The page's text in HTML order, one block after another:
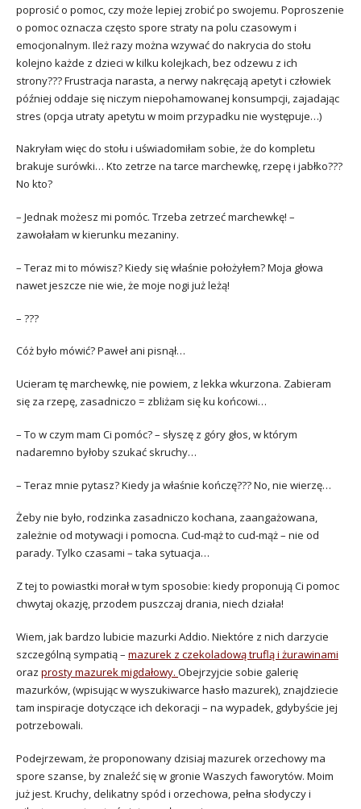
poprosić o pomoc, czy może lepiej zrobić po swojemu. Poproszenie
o pomoc oznacza często spore straty na polu czasowym i
emocjonalnym. Ileż razy można wzywać do nakrycia do stołu
kolejno każde z dzieci w kilku kolejkach, bez odzewu z ich
strony??? Frustracja narasta, a nerwy nakręcają apetyt i człowiek
później oddaje się niczym niepohamowanej konsumpcji, zajadając
stres (opcja utraty apetytu w moim przypadku nie występuje…)
Nakryłam więc do stołu i uświadomiłam sobie, że do kompletu
brakuje surówki… Kto zetrze na tarce marchewkę, rzepę i jabłko???
No kto?
– Jednak możesz mi pomóc. Trzeba zetrzeć marchewkę! –
zawołałam w kierunku mezaniny.
– Teraz mi to mówisz? Kiedy się właśnie położyłem? Moja głowa
nawet jeszcze nie wie, że moje nogi już leżą!
– ???
Cóż było mówić? Paweł ani pisnął…
Ucieram tę marchewkę, nie powiem, z lekka wkurzona. Zabieram
się za rzepę, zasadniczo = zbliżam się ku końcowi…
– To w czym mam Ci pomóc? – słyszę z góry głos, w którym
nadaremno byłoby szukać skruchy…
– Teraz mnie pytasz? Kiedy ja właśnie kończę??? No, nie wierzę…
Żeby nie było, rodzinka zasadniczo kochana, zaangażowana,
zależnie od motywacji i pomocna. Cud-mąż to cud-mąż – nie od
parady. Tylko czasami – taka sytuacja…
Z tej to powiastki morał w tym sposobie: kiedy proponują Ci pomoc
chwytaj okazję, przodem puszczaj drania, niech działa!
Wiem, jak bardzo lubicie mazurki Addio. Niektóre z nich darzycie
szczególną sympatią – mazurek z czekoladową truflą i żurawinami
oraz prosty mazurek migdałowy. Obejrzyjcie sobie galerię
mazurków, (wpisując w wyszukiwarce hasło mazurek), znajdziecie
tam inspiracje dotyczące ich dekoracji – na wypadek, gdybyście jej
potrzebowali.
Podejrzewam, że proponowany dzisiaj mazurek orzechowy ma
spore szanse, by znaleźć się w gronie Waszych faworytów. Moim
już jest. Kruchy, delikatny spód i orzechowa, pełna słodyczy i